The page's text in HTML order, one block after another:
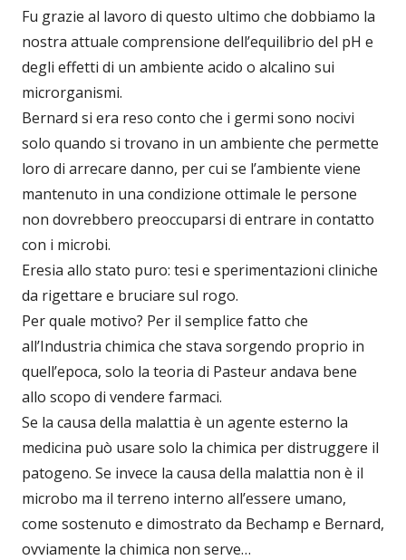
Fu grazie al lavoro di questo ultimo che dobbiamo la
nostra attuale comprensione dell’equilibrio del pH e
degli effetti di un ambiente acido o alcalino sui
microrganismi.
Bernard si era reso conto che i germi sono nocivi
solo quando si trovano in un ambiente che permette
loro di arrecare danno, per cui se l’ambiente viene
mantenuto in una condizione ottimale le persone
non dovrebbero preoccuparsi di entrare in contatto
con i microbi.
Eresia allo stato puro: tesi e sperimentazioni cliniche
da rigettare e bruciare sul rogo.
Per quale motivo? Per il semplice fatto che
all’Industria chimica che stava sorgendo proprio in
quell’epoca, solo la teoria di Pasteur andava bene
allo scopo di vendere farmaci.
Se la causa della malattia è un agente esterno la
medicina può usare solo la chimica per distruggere il
patogeno. Se invece la causa della malattia non è il
microbo ma il terreno interno all’essere umano,
come sostenuto e dimostrato da Bechamp e Bernard,
ovviamente la chimica non serve…